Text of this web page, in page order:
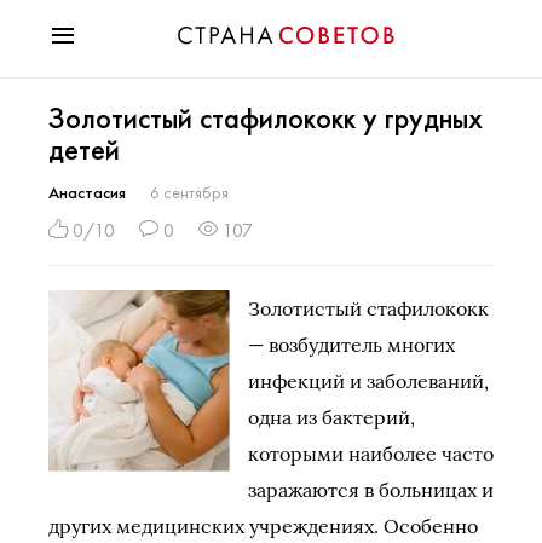
Мода
Звезды
Гороскопы
Здоровье
Хобби
Разное
Праздники
Золотистый стафилококк у грудных
детей
Анастасия 6 сентября
0/10 0 107
Золотистый стафилококк
— возбудитель многих
инфекций и заболеваний,
одна из бактерий,
которыми наиболее часто
заражаются в больницах и
других медицинских учреждениях. Особенно